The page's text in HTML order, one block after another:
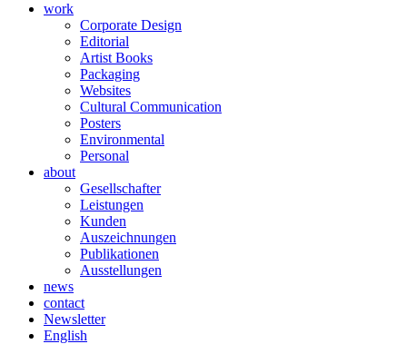
work
Corporate Design
Editorial
Artist Books
Packaging
Websites
Cultural Communication
Posters
Environmental
Personal
about
Gesellschafter
Leistungen
Kunden
Auszeichnungen
Publikationen
Ausstellungen
news
contact
Newsletter
English